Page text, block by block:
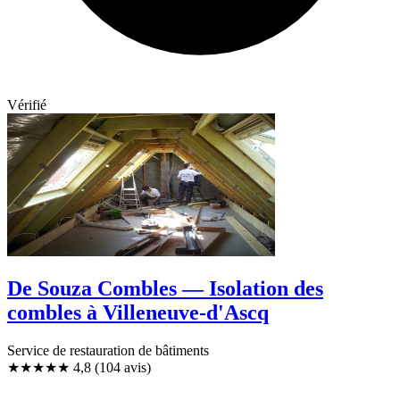
Vérifié
De Souza Combles — Isolation des
combles à Villeneuve-d'Ascq
Service de restauration de bâtiments
★★★★★ 4,8 (104 avis)